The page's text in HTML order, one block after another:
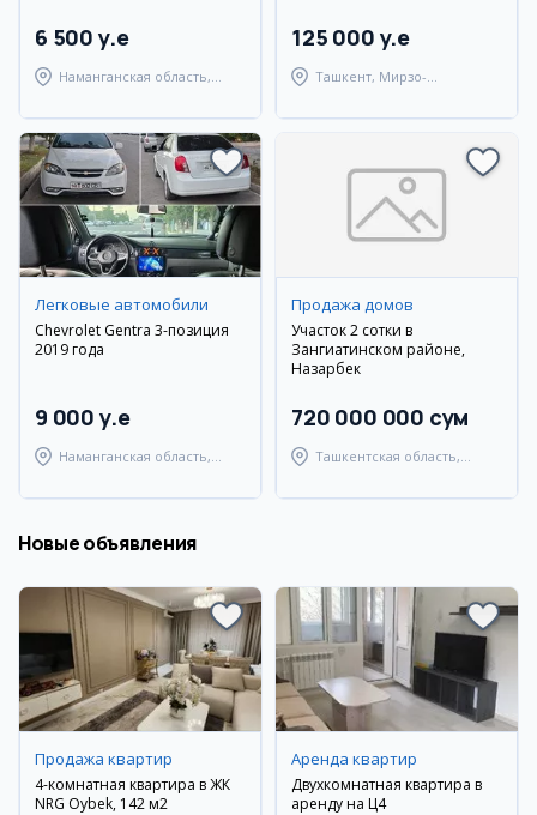
6 500 y.e
Наманганская область,
125 000 y.e
Ташкент, Мирзо-
Легковые автомобили
Chevrolet Gentra 3-позиция
2019 года
9 000 y.e
Наманганская область,
Продажа домов
Участок 2 сотки в
Зангиатинском районе,
Назарбек
720 000 000 сум
Ташкентская область,
Новые объявления
Продажа квартир
4-комнатная квартира в ЖК
NRG Oybek, 142 м2
Аренда квартир
Двухкомнатная квартира в
аренду на Ц4